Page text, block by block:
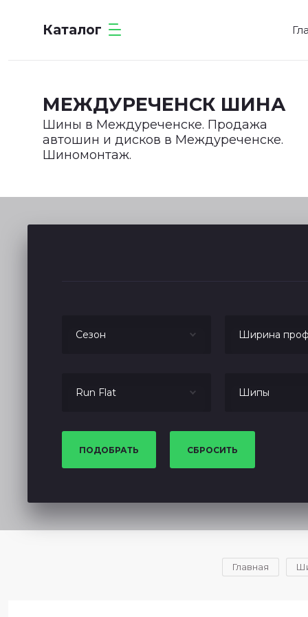
Каталог
МЕЖДУРЕЧЕНСК ШИНА
Шины в Междуреченске. Продажа
автошин и дисков в Междуреченске.
Шиномонтаж.
Сезон Ширина
Run Flat Шипы
ПОДОБРАТЬ СБРОСИТЬ
Главная